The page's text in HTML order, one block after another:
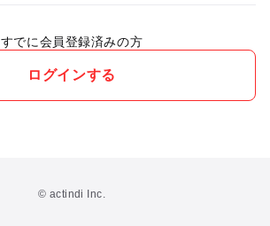
すでに会員登録済みの方
ログインする
© actindi Inc.